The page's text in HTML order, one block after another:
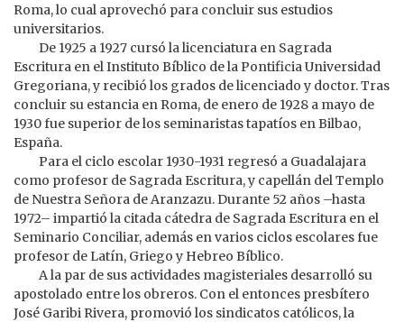
Roma, lo cual aprovechó para concluir sus estudios
universitarios.
De 1925 a 1927 cursó la licenciatura en Sagrada
Escritura en el Instituto Bíblico de la Pontificia Universidad
Gregoriana, y recibió los grados de licenciado y doctor. Tras
concluir su estancia en Roma, de enero de 1928 a mayo de
1930 fue superior de los seminaristas tapatíos en Bilbao,
España.
Para el ciclo escolar 1930-1931 regresó a Guadalajara
como profesor de Sagrada Escritura, y capellán del Templo
de Nuestra Señora de Aranzazu. Durante 52 años –hasta
1972– impartió la citada cátedra de Sagrada Escritura en el
Seminario Conciliar, además en varios ciclos escolares fue
profesor de Latín, Griego y Hebreo Bíblico.
A la par de sus actividades magisteriales desarrolló su
apostolado entre los obreros. Con el entonces presbítero
José Garibi Rivera, promovió los sindicatos católicos, la